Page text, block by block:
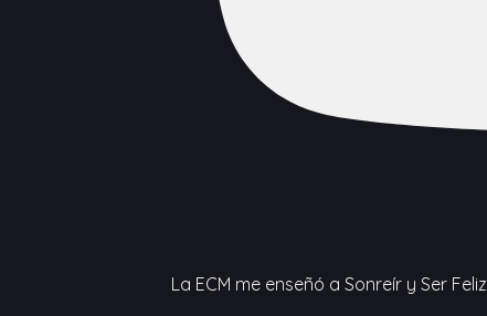
La ECM me enseñó a Sonreír y Ser Feliz